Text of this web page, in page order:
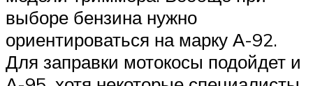
выборе бензина нужно
ориентироваться на марку А-92.
Для заправки мотокосы подойдет и